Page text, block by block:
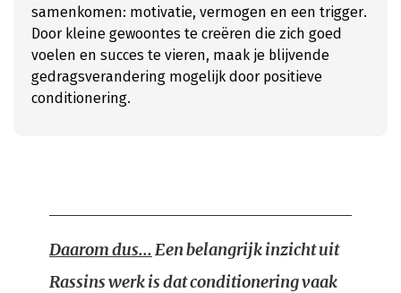
samenkomen: motivatie, vermogen en een trigger.
Door kleine gewoontes te creëren die zich goed
voelen en succes te vieren, maak je blijvende
gedragsverandering mogelijk door positieve
conditionering.
Daarom dus...Een belangrijk inzicht uit
Rassins werk is dat conditionering vaak